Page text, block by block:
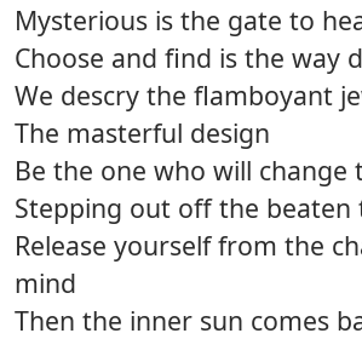
Mysterious is the gate to
Choose and find is the way
We descry the flamboyant
The masterful design
Be the one who will change
Stepping out off the beaten
Release yourself from the
mind
Then the inner sun comes